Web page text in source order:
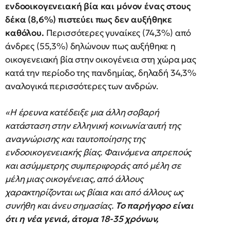
ενδοοικογενειακή βία και μόνον ένας στους
δέκα (8,6%) πιστεύει πως δεν αυξήθηκε
καθόλου. Περισσότερες γυναίκες (74,3%) από
άνδρες (55,3%) δηλώνουν πως αυξήθηκε η
οικογενειακή βία στην οικογένεια στη χώρα μας
κατά την περίοδο της πανδημίας, δηλαδή 34,3%
αναλογικά περισσότερες των ανδρών.
«Η έρευνα κατέδειξε μια άλλη σοβαρή
κατάσταση στην ελληνική κοινωνία·αυτή της
αναγνώρισης και ταυτοποίησης της
ενδοοικογενειακής βίας. Φαινόμενα απρεπούς
και ασύμμετρης συμπεριφοράς από μέλη σε
μέλη μιας οικογένειας, από άλλους
χαρακτηρίζονται ως βίαια και από άλλους ως
συνήθη και άνευ σημασίας. Το παρήγορο είναι
ότι η νέα γενιά, άτομα 18-35 χρόνων,